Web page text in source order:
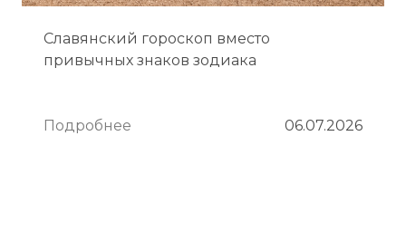
Славянский гороскоп вместо
привычных знаков зодиака
Подробнее 06.07.2026